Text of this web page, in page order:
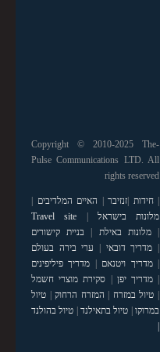
Copyright © 2010-2025 The-
Pulse Communications LTD. All
rights reserved
|חידות זנזיבר האיים המלדיבים
מלונות בישראל
Travel site
|מלונות באילת
בניית קישורים
מדריך דובאי
ערי בירה בעולם
|מדריך ויטנאם
מדריך פיליפינים
|מדריך יפן
סקירת מוצרי חשמל
טיול במזרח המזרח הרחוק| טיול
במרוקו| טיול בתאילנד| טיול בהולנד